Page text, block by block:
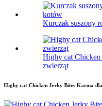
Kurczak suszony
Highy cat
zwierząt
Highy cat Chicken Jerky Bites Karma